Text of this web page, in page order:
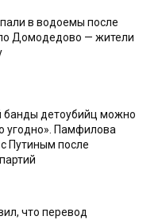
в водоемы после
Домодедово — жители
банды детоубийц можно
угодно». Памфилова
Путиным после
что перевод